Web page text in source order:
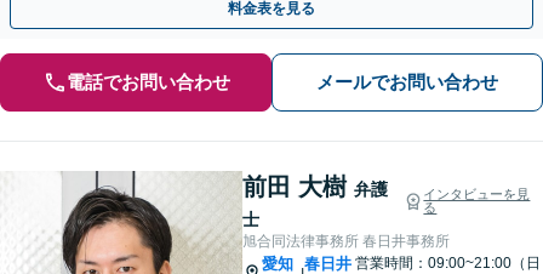
料金表を見る
電話でお問い合わせ メールでお問い合わせ
前田 大樹 弁護
士
インタビューを見
る
旭合同法律事務所 春日井事務所
愛知 春日井 営業時間：09:00~21:00（日